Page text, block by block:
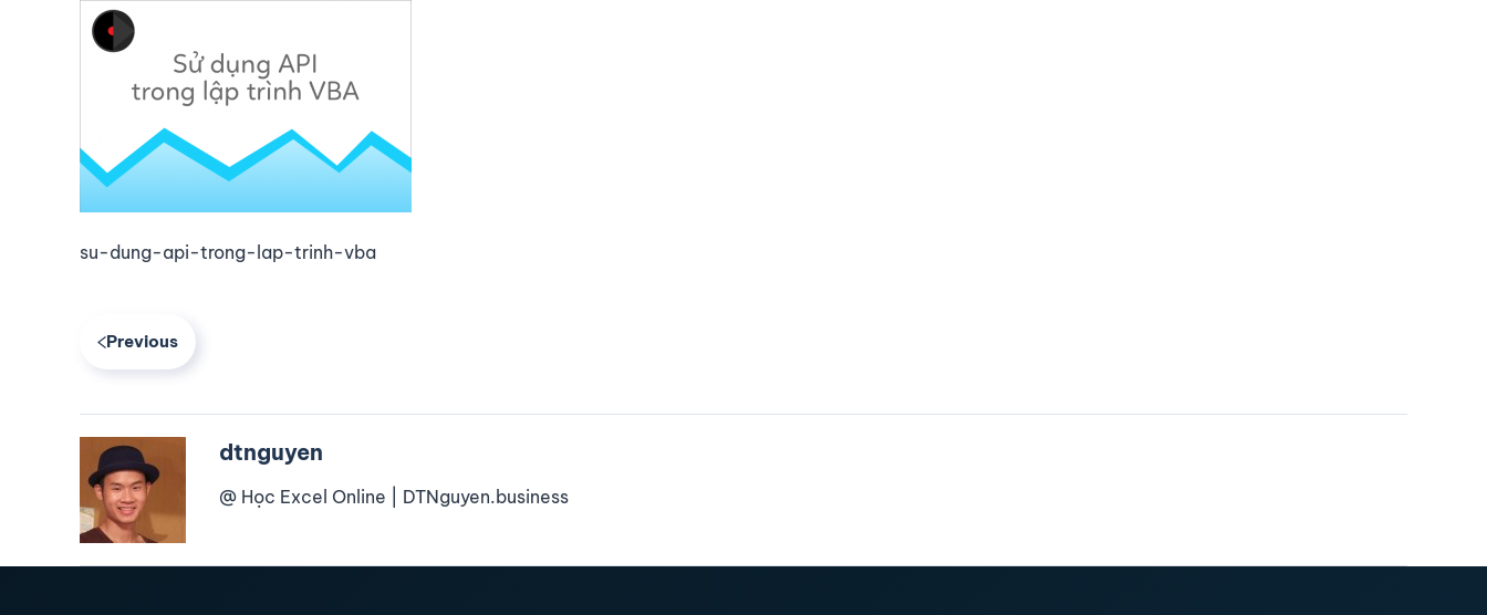
su-dung-api-trong-lap-trinh-vba
Previous
dtnguyen
@ Học Excel Online | DTNguyen.business